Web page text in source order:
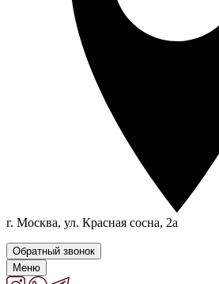
г. Москва, ул. Красная сосна, 2а
Обратный звонок
Меню